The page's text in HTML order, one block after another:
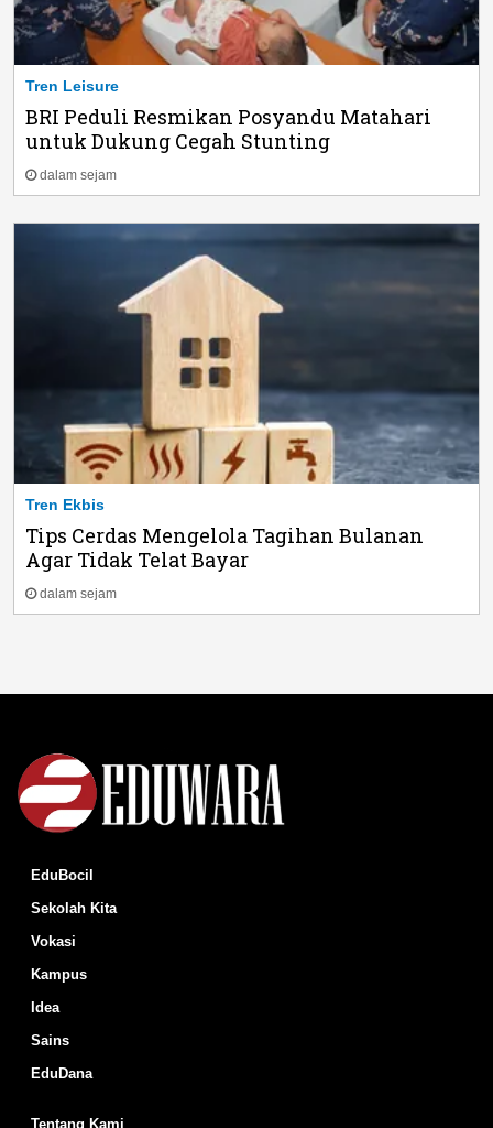
Tren Leisure
BRI Peduli Resmikan Posyandu Matahari
untuk Dukung Cegah Stunting
dalam sejam
Tren Ekbis
Tips Cerdas Mengelola Tagihan Bulanan
Agar Tidak Telat Bayar
dalam sejam
EduBocil
Sekolah Kita
Vokasi
Kampus
Idea
Sains
EduDana
Tentang Kami